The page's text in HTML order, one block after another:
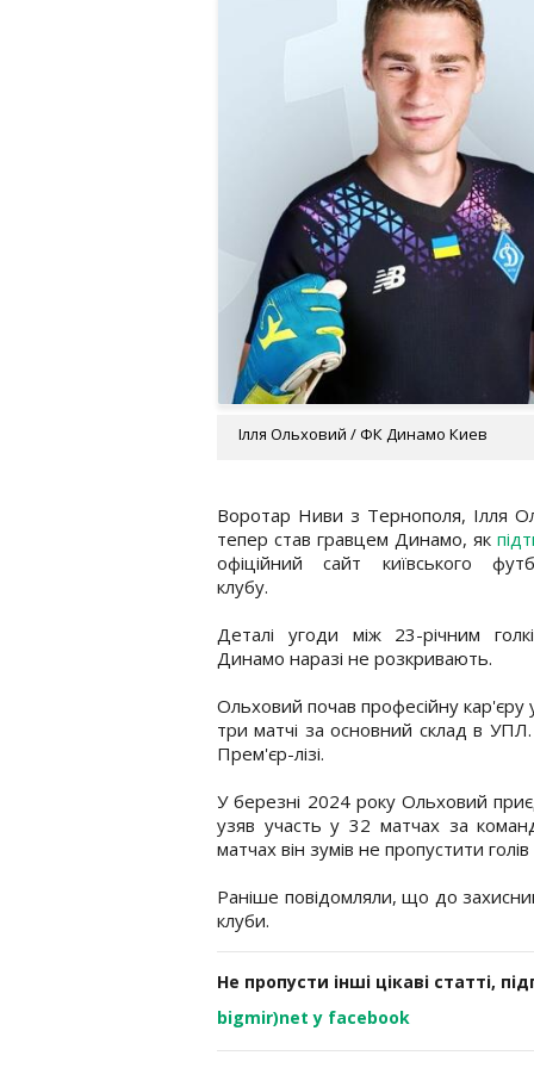
Ілля Ольховий / ФК Динамо Киев
Воротар Ниви з Тернополя, Ілля
тепер став гравцем Динамо, як
офіційний сайт київського
клубу.
Деталі угоди між 23-річним
Динамо наразі не розкривають.
Ольховий почав професійну кар'єру
три матчі за основний склад в
Прем'єр-лізі.
У березні 2024 року Ольховий
узяв участь у 32 матчах за
матчах він зумів не пропустити
Раніше повідомляли, що до
клуби.
Не пропусти інші цікаві статті,
bigmir)net у facebook